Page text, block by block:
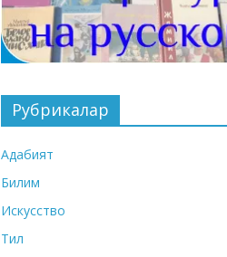
Рубрикалар
Адабият
Билим
Искусство
Тил